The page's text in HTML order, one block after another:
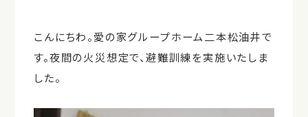
こんにちわ。愛の家グループホーム二本松油井で
す。夜間の火災想定で、避難訓練を実施いたしま
した。